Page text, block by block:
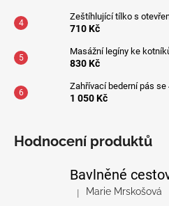
Zeštíhlující tílko s
710 Kč
Masážní legíny ke
830 Kč
Zahřívací bederní pás se
1 050 Kč
Hodnocení produktů
Hodnocení produktu je
| Marie Mrskošová